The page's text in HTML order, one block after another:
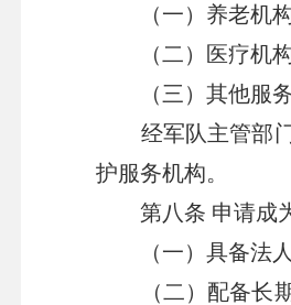
（一）养老机构
（二）医疗机构
（三）其他服务
经军队主管部门
护服务机构。
第八条 申请成为
（一）具备法人
（二）配备长期